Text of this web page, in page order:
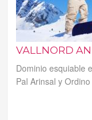
VALLNORD
Dominio esquiable
Pal Arinsal y